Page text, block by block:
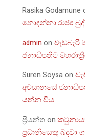
Rasika Godamune
නොදන්නා රාජ්‍ය
admin on වැඩබැරි
ජනාධිපතිට
Suren Soysa on
අවසානයේ
යන්න විය
ප්‍රියන්ත on
ප්‍රධානියෙකු